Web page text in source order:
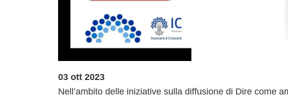
03 ott 2023
Nell’ambito delle iniziative sulla diffusione di Dire come